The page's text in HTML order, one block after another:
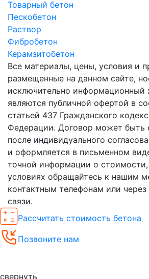
Товарный бетон
Пескобетон
Раствор
Фибробетон
Керамзитобетон
Все материалы, цены, условия и
размещенные на данном сайте,
исключительно информационный
являются публичной офертой в
статьей 437 Гражданского
Федерации. Договор может быть
после индивидуального
и оформляется в письменном
точной информации о
условиях обращайтесь к нашим
контактным телефонам или
связи.
Рассчитать стоимость бетона
Позвоните нам
свернуть